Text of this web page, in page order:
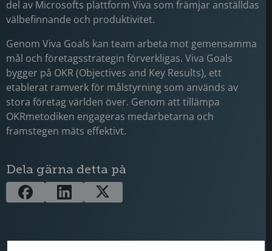
del av Microsofts plattform Viva som främjar anställdas
välbefinnande och produktivitet.
Genom Viva Goals kan team arbeta mot gemensamma
mål och företagsstrategin förverkligas. Viva Goals
bygger på OKR (Objectives and Key Results), ett
etablerat ramverk för målstyrning som används av
stora företag världen över. Genom att tillämpa
OKRmetodiken engageras medarbetarna och
framstegen mäts effektivt.
Dela gärna detta på